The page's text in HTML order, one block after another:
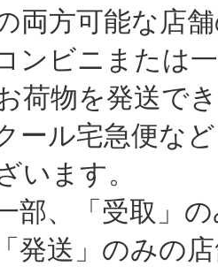
両方可能な店
ニまたは一
荷物を発送で
宅急便など
います。
「受取」の
」のみの店